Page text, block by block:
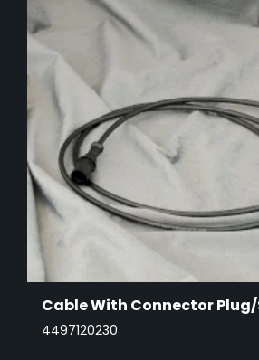
Cable With Connector
4497120230